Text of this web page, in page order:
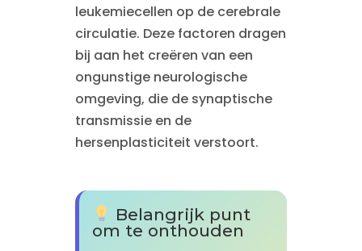
leukemiecellen op de cerebrale
circulatie. Deze factoren dragen
bij aan het creëren van een
ongunstige neurologische
omgeving, die de synaptische
transmissie en de
hersenplasticiteit verstoort.
Belangrijk punt
om te onthouden